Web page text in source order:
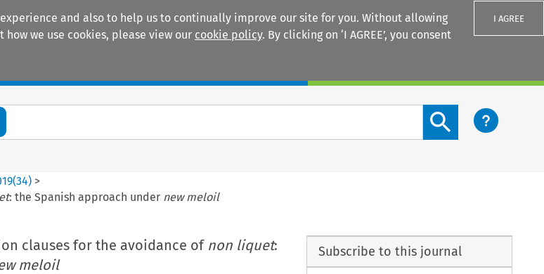
and also to help us to continually improve our site for you. Without allowing
we use cookies, please view our cookie policy. By clicking on ‘I AGREE’, you consent
I AGREE
Search content button
(34) >
: the Spanish approach under new meloil
clauses for the avoidance of non liquet:
meloil
Subscribe to this journal